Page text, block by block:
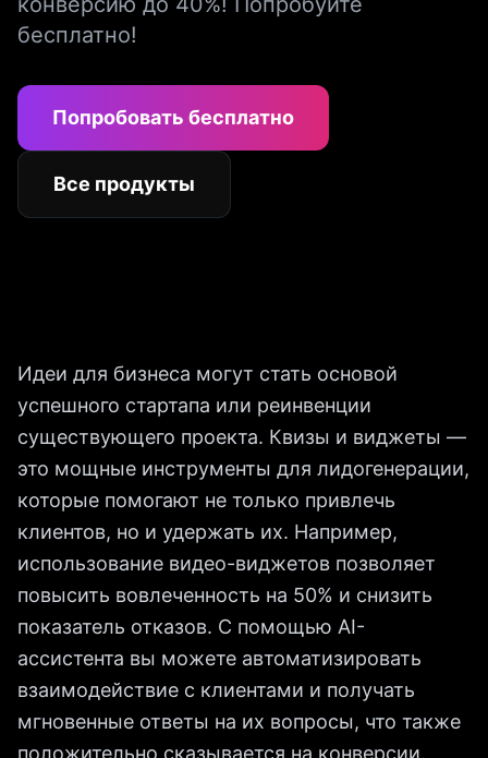
бесплатно!
Попробовать бесплатно
Все продукты
Идеи для бизнеса могут стать основой
успешного стартапа или реинвенции
существующего проекта. Квизы и виджеты —
это мощные инструменты для лидогенерации,
которые помогают не только привлечь
клиентов, но и удержать их. Например,
использование видео-виджетов позволяет
повысить вовлеченность на 50% и снизить
показатель отказов. С помощью AI-
ассистента вы можете автоматизировать
взаимодействие с клиентами и получать
мгновенные ответы на их вопросы, что также
положительно сказывается на конверсии.